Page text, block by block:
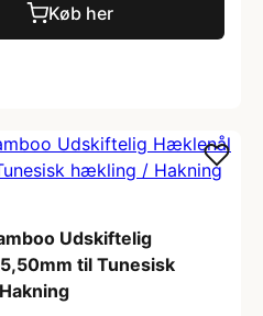
Køb her
Udskiftelig
til Tunesisk